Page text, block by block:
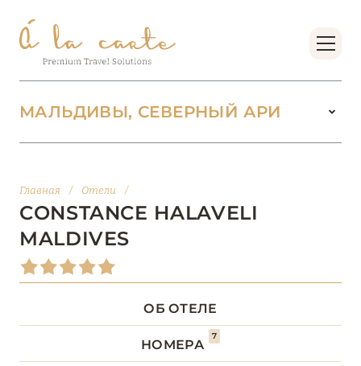
МАЛЬДИВЫ, СЕВЕРНЫЙ АРИ
АДДУ
АТОЛЛ РАА
ВААВУ
Главная / Отели /
CONSTANCE HALAVELI
MALDIVES
ОБ ОТЕЛЕ
НОМЕРА
7